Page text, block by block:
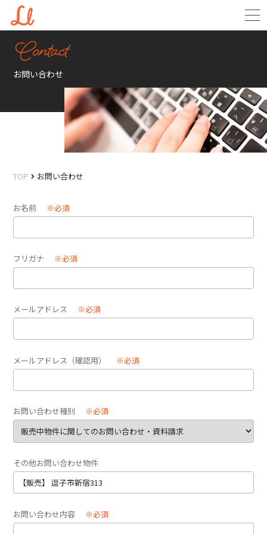
お問い合わせ
TOP お問い合わせ
お名前 ※必須
フリガナ ※必須
メールアドレス ※必須
メールアドレス（確認用） ※必須
お問い合わせ種別 ※必須
その他お問い合わせ物件
お問い合わせ内容 ※必須